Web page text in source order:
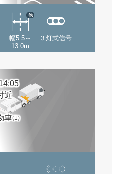
幅5.5～
13.0m
他
３灯式信号
近
車(1)